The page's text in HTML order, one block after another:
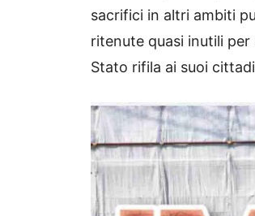
sacrifici in altri ambiti
ritenute quasi inutili per
Stato rifila ai suoi